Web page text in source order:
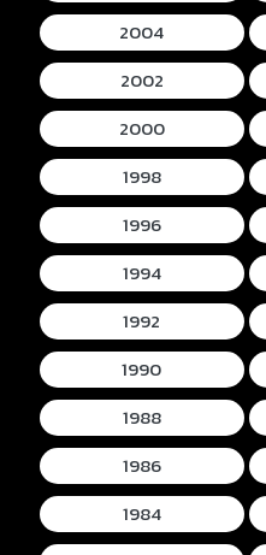
2004
2002
2000
1998
1996
1994
1992
1990
1988
1986
1984